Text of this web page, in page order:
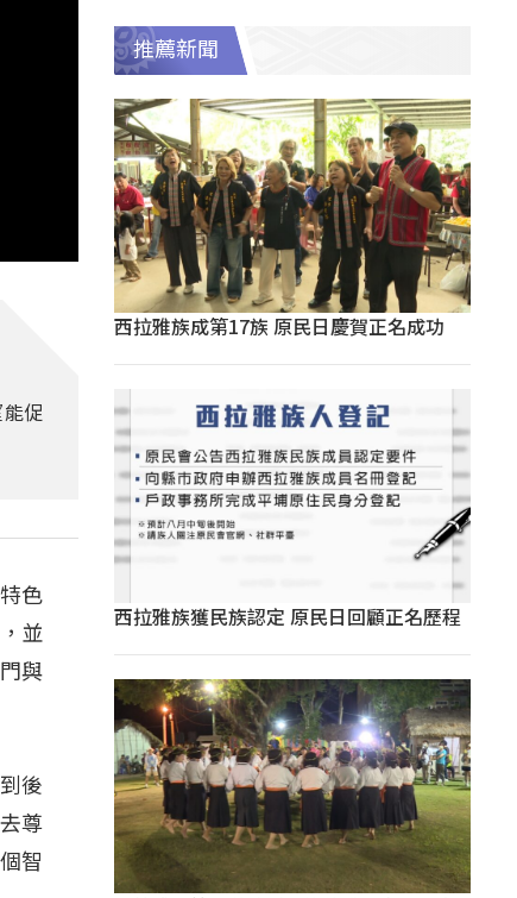
促
色
並
與
後
尊
智
推薦新聞
西拉雅族成第17族 原民日慶賀正名成功
西拉雅族獲民族認定 原民日回顧正名歷程